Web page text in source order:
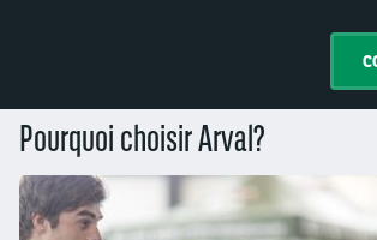
Pourquoi choisir Arval?